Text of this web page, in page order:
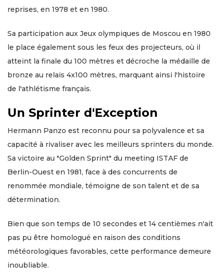
reprises, en 1978 et en 1980.
Sa participation aux Jeux olympiques de Moscou en 1980
le place également sous les feux des projecteurs, où il
atteint la finale du 100 mètres et décroche la médaille de
bronze au relais 4x100 mètres, marquant ainsi l'histoire
de l'athlétisme français.
Un Sprinter d'Exception
Hermann Panzo est reconnu pour sa polyvalence et sa
capacité à rivaliser avec les meilleurs sprinters du monde.
Sa victoire au "Golden Sprint" du meeting ISTAF de
Berlin-Ouest en 1981, face à des concurrents de
renommée mondiale, témoigne de son talent et de sa
détermination.
Bien que son temps de 10 secondes et 14 centièmes n'ait
pas pu être homologué en raison des conditions
météorologiques favorables, cette performance demeure
inoubliable.